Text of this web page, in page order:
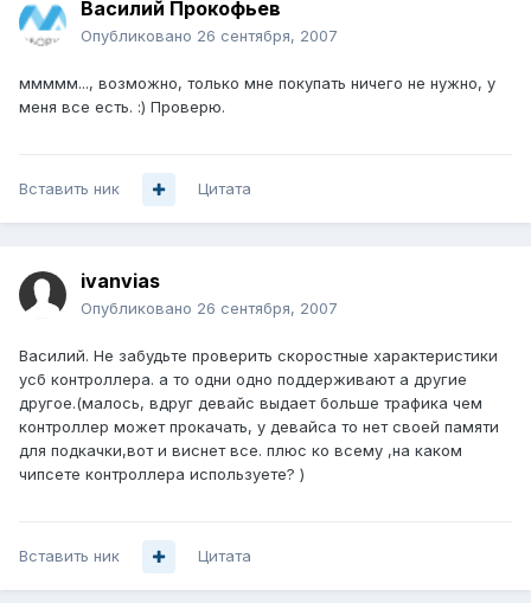
Василий Прокофьев
Опубликовано 26 сентября, 2007
ммммм..., возможно, только мне покупать ничего не нужно, у
меня все есть. :) Проверю.
Вставить ник Цитата
ivanvias
Опубликовано 26 сентября, 2007
Василий. Не забудьте проверить скоростные характеристики
усб контроллера. а то одни одно поддерживают а другие
другое.(малось, вдруг девайс выдает больше трафика чем
контроллер может прокачать, у девайса то нет своей памяти
для подкачки,вот и виснет все. плюс ко всему ,на каком
чипсете контроллера используете? )
Вставить ник Цитата